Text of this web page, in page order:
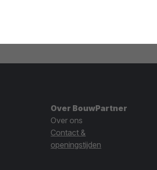
Over BouwPartner
Over ons
Contact &
openingstijden